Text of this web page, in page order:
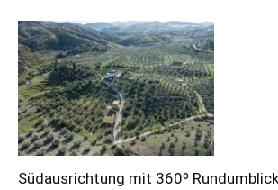
Südausrichtung mit 360º